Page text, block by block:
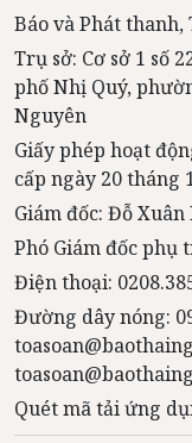
Báo và Phát
Trụ sở: Cơ sở 1 số
phố Nhị Quý,
Nguyên
Giấy phép hoạt
cấp ngày 20 tháng
Giám đốc: Đỗ Xuân
Phó Giám đốc phụ
Điện thoại:
Đường dây nóng:
Quét mã tải ứng